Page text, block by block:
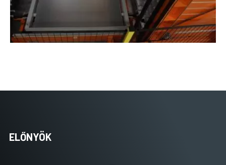
ELŐNYÖK